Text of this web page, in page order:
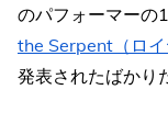
のパフォーマーの
the Serpent（ロイ
発表されたばかり